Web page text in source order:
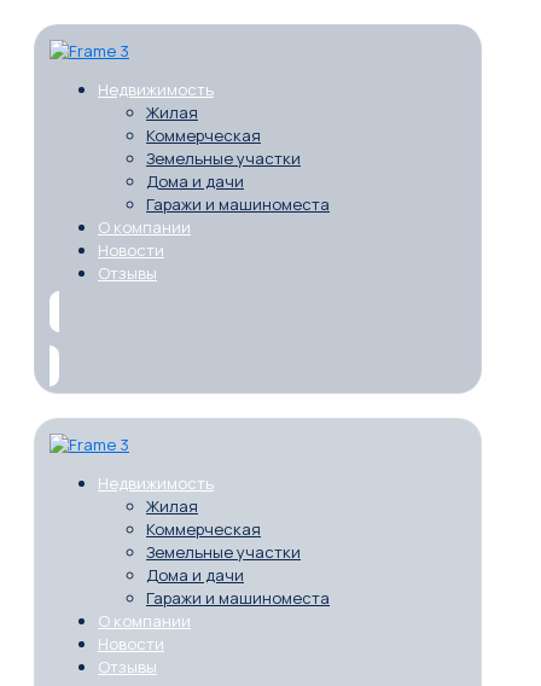
Недвижимость
Жилая
Коммерческая
Земельные участки
Дома и дачи
Гаражи и машиноместа
О компании
Новости
Отзывы
Недвижимость
Жилая
Коммерческая
Земельные участки
Дома и дачи
Гаражи и машиноместа
О компании
Новости
Отзывы